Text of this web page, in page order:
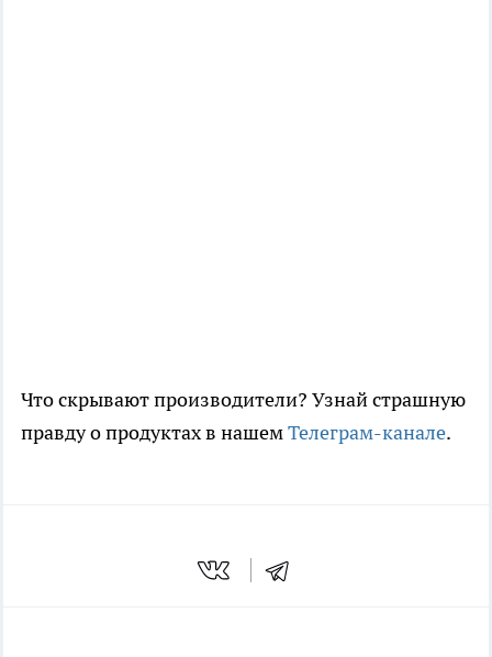
Что скрывают производители? Узнай страшную
правду о продуктах в нашемТелеграм-канале.